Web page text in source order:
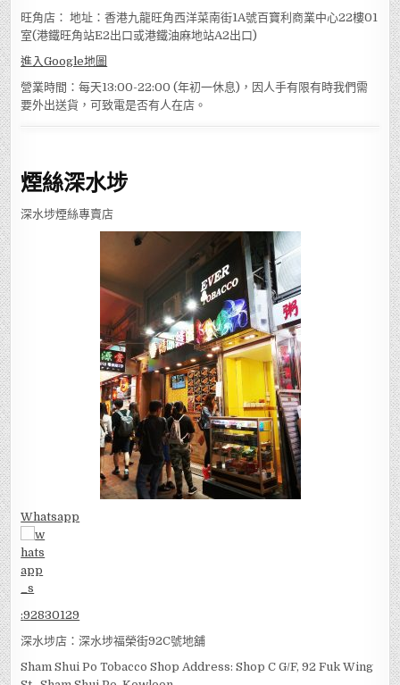
旺角店： 地址：香港九龍旺角西洋菜南街1A號百寶利商業中心22樓01
室(港鐵旺角站E2出口或港鐵油麻地站A2出口)
進入Google地圖
營業時間：每天13:00-22:00 (年初一休息)，因人手有限有時我們需
要外出送貨，可致電是否有人在店。
煙絲深水埗
深水埗煙絲專賣店
Whatsapp
:92830129
深水埗店：深水埗福榮街92C號地舖
Sham Shui Po Tobacco Shop Address: Shop C G/F, 92 Fuk Wing